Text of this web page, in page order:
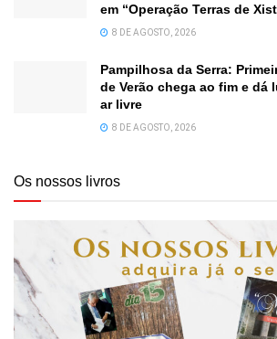
em “Operação Terras de
8 DE AGOSTO, 2026
Pampilhosa da Serra:
de Verão chega ao fim e dá
ar livre
8 DE AGOSTO, 2026
Os nossos livros